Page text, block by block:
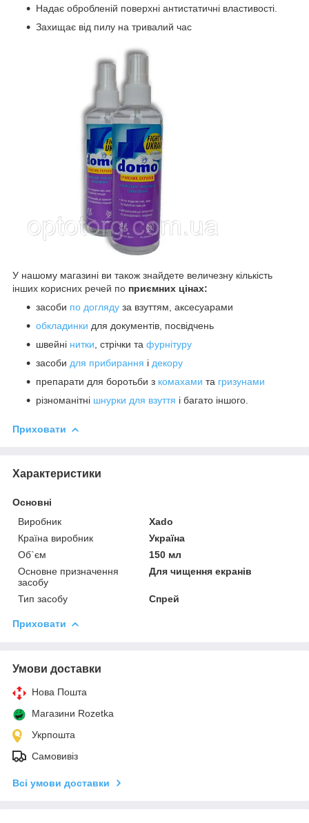
Надає обробленій поверхні антистатичні властивості.
Захищає від пилу на тривалий час
У нашому магазині ви також знайдете величезну кількість
інших корисних речей по приємних цінах:
засоби по догляду за взуттям, аксесуарами
обкладинки для документів, посвідчень
швейні нитки , стрічки та фурнітуру
засоби для прибирання і декору
препарати для боротьби з комахами та гризунами
різноманітні шнурки для взуття і багато іншого.
Приховати
Характеристики
Основні
Виробник
Xado
Країна виробник
Україна
Об`єм
150 мл
Основне призначення
засобу
Для чищення екранів
Тип засобу Спрей
Приховати
Умови доставки
Нова Пошта
Магазини Rozetka
Укрпошта
Самовивіз
Всі умови доставки